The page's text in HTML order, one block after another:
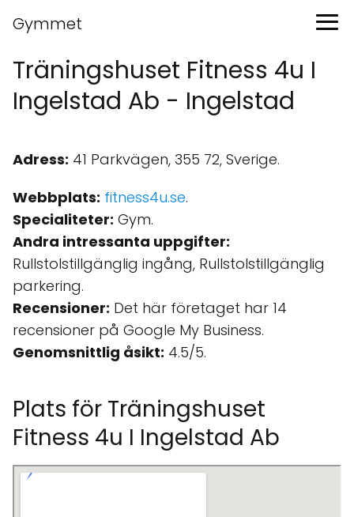
Gymmet
Träningshuset Fitness 4u I
Ingelstad Ab - Ingelstad
Adress: 41 Parkvägen, 355 72, Sverige.
Webbplats: fitness4u.se.
Specialiteter: Gym.
Andra intressanta uppgifter:
Rullstolstillgänglig ingång, Rullstolstillgänglig
parkering.
Recensioner: Det här företaget har 14
recensioner på Google My Business.
Genomsnittlig åsikt: 4.5/5.
Plats för Träningshuset
Fitness 4u I Ingelstad Ab